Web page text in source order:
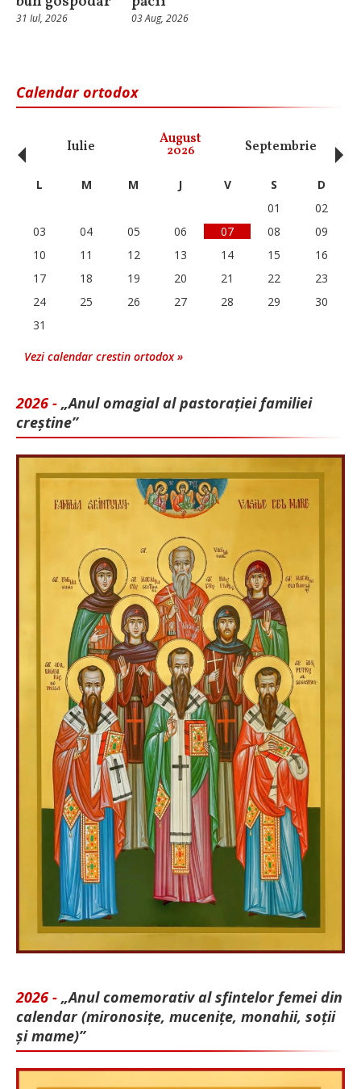
31 Iul, 2026 03 Aug, 2026
Calendar ortodox
Iulie August
2026 Septembrie
‹ L M M J V S
D
01
02
03
04 05 06 07 08
09
10
11 12 13 14 15
16
17
18 19 20 21 22
23
24
25 26 27 28 29
30
31
Vezi calendar crestin ortodox »
2026 - „Anul omagial al pastorației familiei
creștine”
2026 - „Anul comemorativ al sfintelor femei din
calendar (mironosițe, mu­cenițe, monahii, soții
și mame)”